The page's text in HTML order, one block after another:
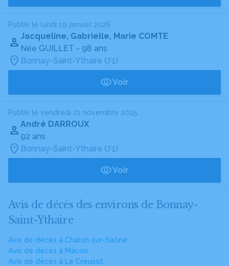
Publié le lundi 19 janvier 2026
Jacqueline, Gabrielle, Marie COMTE
Née GUILLET - 98 ans
Bonnay-Saint-Ythaire (71)
Voir
Publié le vendredi 21 novembre 2025
André DARROUX
92 ans
Bonnay-Saint-Ythaire (71)
Voir
Avis de décès des environs de Bonnay-
Saint-Ythaire
Avis de décès à Chalon-sur-Saône
Avis de décès à Mâcon
Avis de décès à Le Creusot